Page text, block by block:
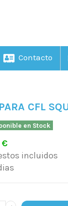
Contacto
CFL
en Stock
€
incluidos